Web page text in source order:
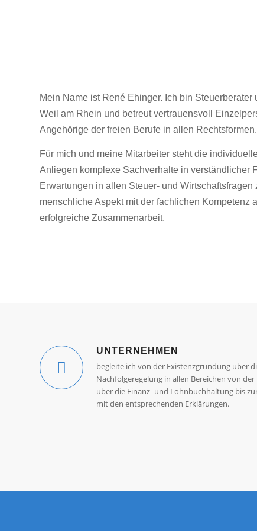
Mein Name ist René Ehinger. Ich bin
Weil am Rhein und betreut vertrauensvoll
Angehörige der freien Berufe in allen Rechtsformen.
Für mich und meine Mitarbeiter steht die
Anliegen komplexe Sachverhalte in verständlicher
Erwartungen in allen Steuer- und
menschliche Aspekt mit der fachlichen Kompetenz
erfolgreiche Zusammenarbeit.
UNTERNEHMEN
begleite ich von der Existenzgründung über
Nachfolgeregelung in allen Bereichen von
über die Finanz- und Lohnbuchhaltung bis
mit den entsprechenden Erklärungen.